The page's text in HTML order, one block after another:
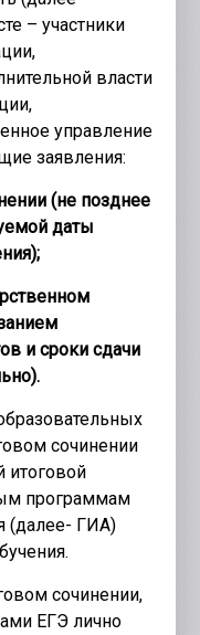
– участники
власти
управление
заявления:
(не позднее
даты
и сроки сдачи
сочинении
итоговой
программам
(далее- ГИА)
сочинении,
ЕГЭ лично